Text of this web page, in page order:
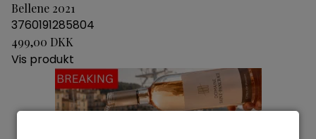
Bellene 2021
3760191285804
499,00 DKK
Vis produkt